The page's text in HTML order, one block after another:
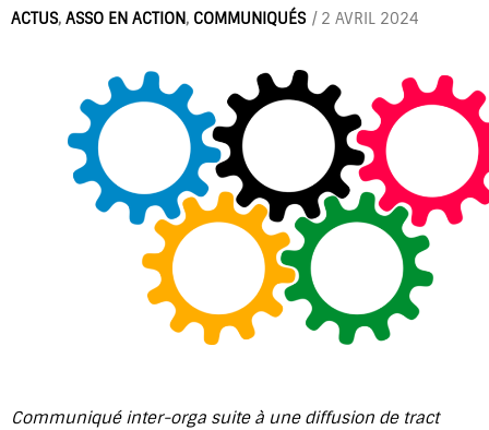
ACTUS, ASSO EN ACTION, COMMUNIQUÉS / 2 AVRIL 2024
Communiqué inter-orga suite à une diffusion de tract